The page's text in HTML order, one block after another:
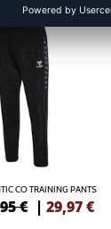
CO TRAINING PANTS
€ |29,97€